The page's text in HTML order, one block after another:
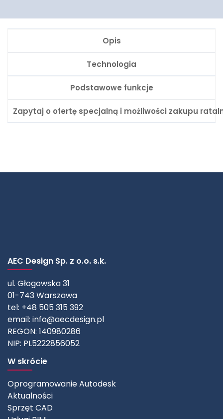
Opis
Technologia
Podstawowe funkcje
Zapytaj o ofertę specjalną i możliwości zakupu
AEC Design Sp. z o.o. s.k.
ul. Głogowska 31
01-743 Warszawa
tel: +48 505 315 392
email: info@aecdesign.pl
REGON: 140980286
NIP: PL5222856052
W skrócie
Oprogramowanie Autodesk
Aktualności
Sprzęt CAD